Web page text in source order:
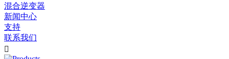
混合逆变器
新闻中心
支持
联系我们
